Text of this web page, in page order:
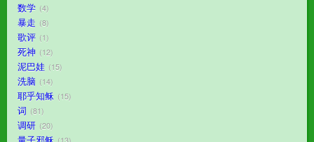
数学 4
暴走 8
歌评 1
死神 12
泥巴娃 15
洗脑 14
耶乎知稣 15
词 81
调研 20